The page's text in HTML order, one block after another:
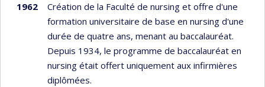
1962
Création de la Faculté de nursing et offre d'une
formation universitaire de base en nursing d'une
durée de quatre ans, menant au baccalauréat.
Depuis 1934, le programme de baccalauréat en
nursing était offert uniquement aux infirmières
diplômées.